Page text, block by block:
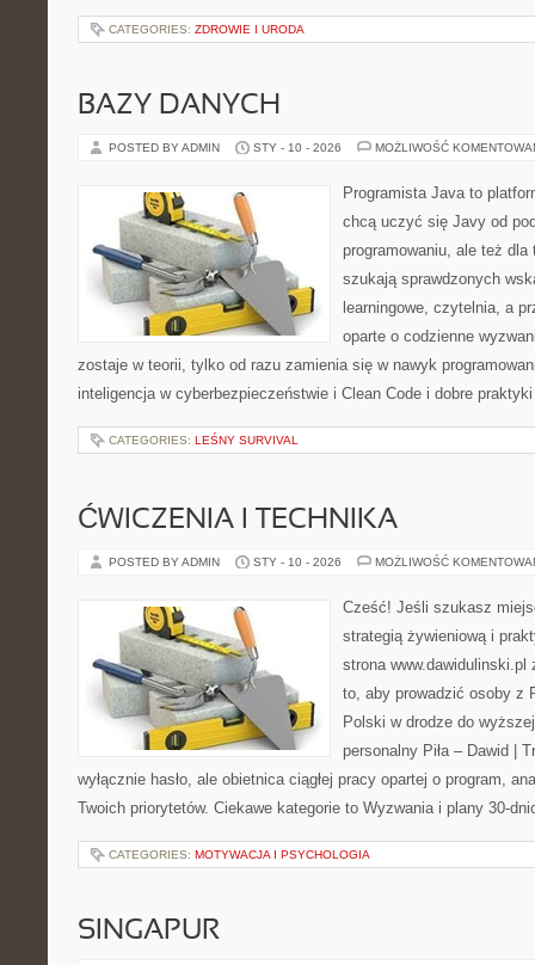
CATEGORIES: ZDROWIE I URODA
BAZY DANYCH
POSTED BY ADMIN STY - 10 - 2026 MOŻLIWOŚĆ
Programista Java to
chcą uczyć się Javy od
programowaniu, ale też
szukają sprawdzonych
learningowe, czytelnia, a
oparte o codzienne
zostaje w teorii, tylko od razu zamienia się w nawyk
inteligencja w cyberbezpieczeństwie i Clean Code i dobre
CATEGORIES: LEŚNY SURVIVAL
ĆWICZENIA I TECHNIKA
POSTED BY ADMIN STY - 10 - 2026 MOŻLIWOŚĆ
Cześć! Jeśli szukasz
strategią żywieniową i
strona www.dawidulinski.pl
to, aby prowadzić osoby z
Polski w drodze do
personalny Piła – Dawid |
wyłącznie hasło, ale obietnica ciągłej pracy opartej o program,
Twoich priorytetów. Ciekawe kategorie to Wyzwania i plany 30-
CATEGORIES: MOTYWACJA I PSYCHOLOGIA
SINGAPUR